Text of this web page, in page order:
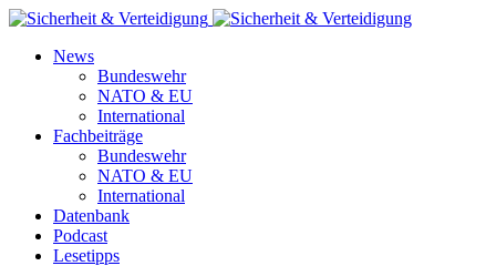
News
Bundeswehr
NATO & EU
International
Fachbeiträge
Bundeswehr
NATO & EU
International
Datenbank
Podcast
Lesetipps